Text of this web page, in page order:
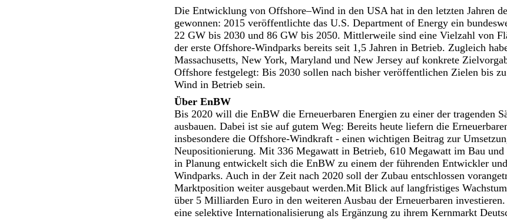
Die Entwicklung von Offshore–Wind in den USA hat in den letzten Jahren
gewonnen: 2015 veröffentlichte das U.S. Department of Energy ein
22 GW bis 2030 und 86 GW bis 2050. Mittlerweile sind eine Vielzahl von
der erste Offshore-Windparks bereits seit 1,5 Jahren in Betrieb. Zugleich
Massachusetts, New York, Maryland und New Jersey auf konkrete
Offshore festgelegt: Bis 2030 sollen nach bisher veröffentlichen Zielen bis
Wind in Betrieb sein.
Über EnBW
Bis 2020 will die EnBW die Erneuerbaren Energien zu einer der tragenden
ausbauen. Dabei ist sie auf gutem Weg: Bereits heute liefern die
insbesondere die Offshore-Windkraft - einen wichtigen Beitrag zur
Neupositionierung. Mit 336 Megawatt in Betrieb, 610 Megawatt im Bau
in Planung entwickelt sich die EnBW zu einem der führenden Entwickler
Windparks. Auch in der Zeit nach 2020 soll der Zubau entschlossen
Marktposition weiter ausgebaut werden.Mit Blick auf langfristiges
über 5 Milliarden Euro in den weiteren Ausbau der Erneuerbaren
eine selektive Internationalisierung als Ergänzung zu ihrem Kernmarkt